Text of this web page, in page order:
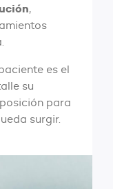
,
es el
su
para
surgir.